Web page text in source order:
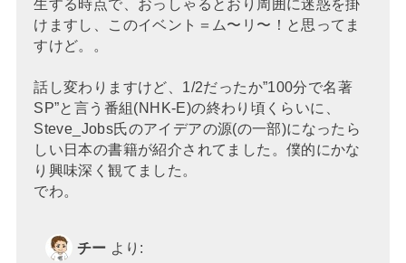
生する時点で、おっしゃるとおり周囲に迷惑を掛
けますし、このイベント＝ム〜リ〜！と思ってま
すけど。。
話し変わりますけど、1/2だったか”100分で名著
SP”と言う番組(NHK-E)の終わり頃くらいに、
Steve_Jobs氏のアイデアの源(の一部)になったら
しい日本の書籍が紹介されてました。僕的にかな
り興味深く観てました。
でわ。
チー より: